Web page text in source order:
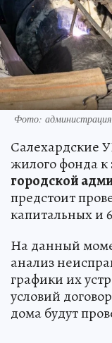
Фото:
Салехардские
жилого фонда к
городской
предстоит
капитальных и
На данный
анализ
графики их
условий
дома будут